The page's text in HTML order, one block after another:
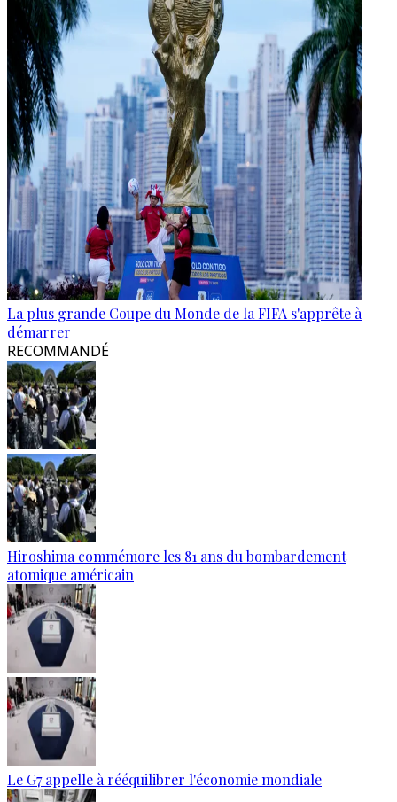
La plus grande Coupe du Monde de la FIFA s'apprête à
démarrer
RECOMMANDÉ
Hiroshima commémore les 81 ans du bombardement
atomique américain
Le G7 appelle à rééquilibrer l'économie mondiale